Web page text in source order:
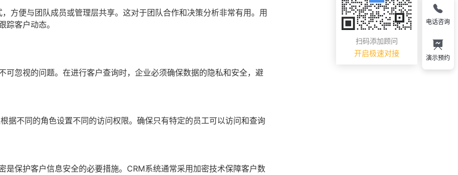
方便与团队成员或管理层共享。这对于团队合作和决策分析非常有用。用
踪客户动态。
可忽视的问题。在进行客户查询时，企业必须确保数据的隐私和安全，避
据不同的角色设置不同的访问权限。确保只有特定的员工可以访问和查询
是保护客户信息安全的必要措施。CRM系统通常采用加密技术保障客户数
扫码添加顾问
开启极速对接
电话咨询
演示预约